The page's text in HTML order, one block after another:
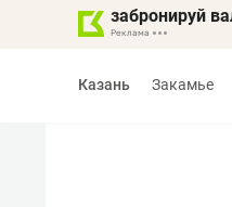
забронируй
Казань Закамье